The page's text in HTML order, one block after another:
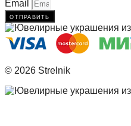
Email
отправить
© 2026 Strelnik